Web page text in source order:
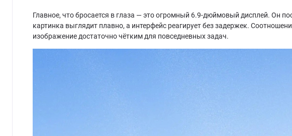
Главное, что бросается в глаза — это огромный 6.9-дюймовый дисплей. Он
картинка выглядит плавно, а интерфейс реагирует без задержек.
изображение достаточно чётким для повседневных задач.